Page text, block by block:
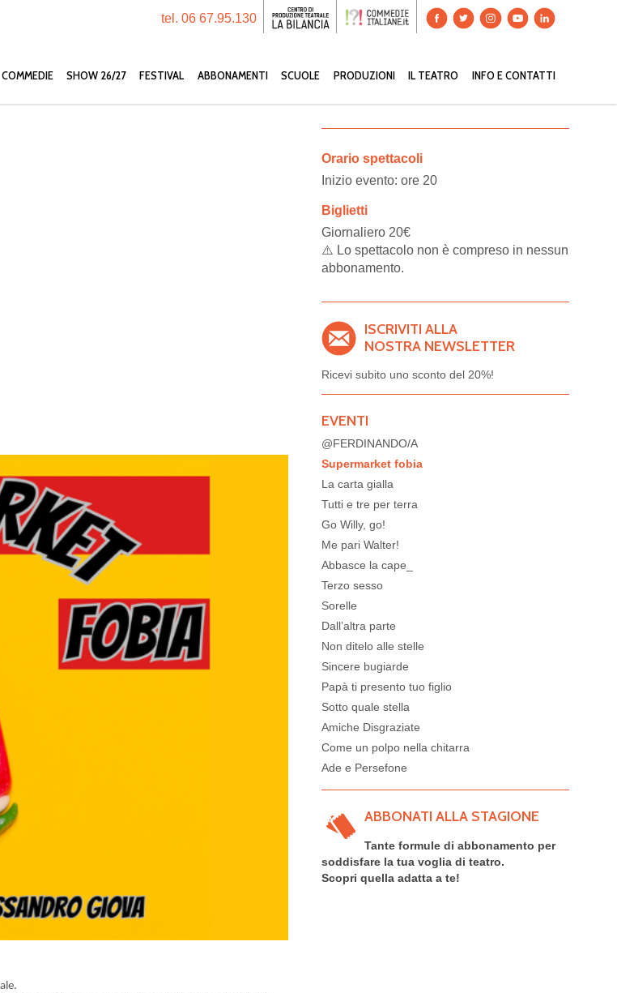
tel. 06 67.95.130
COMMEDIE SHOW 26/27 FESTIVAL ABBONAMENTI SCUOLE PRODUZIONI IL TEATRO INFO E CONTATTI
Orario spettacoli
Inizio evento: ore 20
Biglietti
Giornaliero 20€
⚠️ Lo spettacolo non è compreso in nessun
abbonamento.
ISCRIVITI ALLA
NOSTRA NEWSLETTER
Ricevi subito uno sconto del 20%!
EVENTI
@FERDINANDO/A
Supermarket fobia
La carta gialla
Tutti e tre per terra
Go Willy, go!
Me pari Walter!
Abbasce la cape_
Terzo sesso
Sorelle
Dall’altra parte
Non ditelo alle stelle
Sincere bugiarde
Papà ti presento tuo figlio
Sotto quale stella
Amiche Disgraziate
Come un polpo nella chitarra
Ade e Persefone
ABBONATI ALLA STAGIONE
Tante formule di abbonamento per
soddisfare la tua voglia di teatro.
Scopri quella adatta a te!